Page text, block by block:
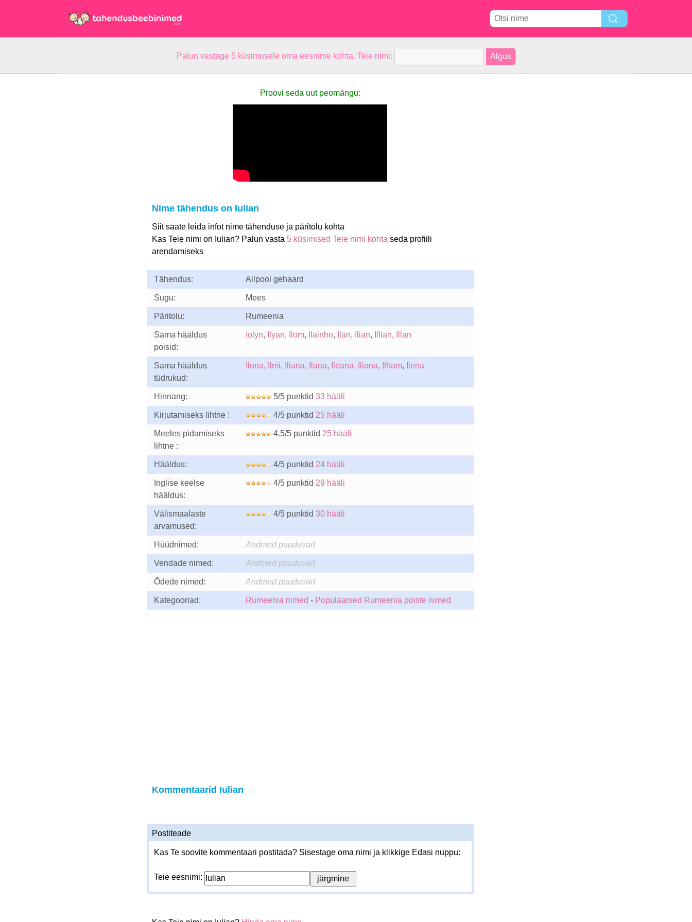
Palun vastage 5 küsimusele oma eesnime kohta. Teie nimi:
Proovi seda uut peomängu:
Nime tähendus on Iulian
Siit saate leida infot nime tähenduse ja päritolu kohta
Kas Teie nimi on Iulian? Palun vasta 5 küsimised Teie nimi kohta seda profiili
arendamiseks
Tähendus: Allpool gehaard
Sugu: Mees
Päritolu: Rumeenia
Sama hääldus
poisid:
Iolyn, Ilyan, Ilom, Ilainho, Ilan, Ilian, Illian, Illan
Sama hääldus
tüdrukud:
Ilona, Ilmi, Iliana, Ilana, Ileana, Iliona, Ilham, Ilena
Hinnang: 5/5 punktid 33 hääli
Kirjutamiseks lihtne : 4/5 punktid 25 hääli
Meeles pidamiseks
lihtne :
4.5/5 punktid 25 hääli
Hääldus: 4/5 punktid 24 hääli
Inglise keelse
hääldus:
4/5 punktid 29 hääli
Välismaalaste
arvamused:
4/5 punktid 30 hääli
Hüüdnimed: Andmed puuduvad
Vendade nimed: Andmed puuduvad
Õdede nimed: Andmed puuduvad
Kategooriad: Rumeenia nimed - Populaarsed Rumeenia poiste nimed
Kommentaarid Iulian
Postiteade
Kas Te soovite kommentaari postitada? Sisestage oma nimi ja klikkige Edasi nuppu:
Teie eesnimi: